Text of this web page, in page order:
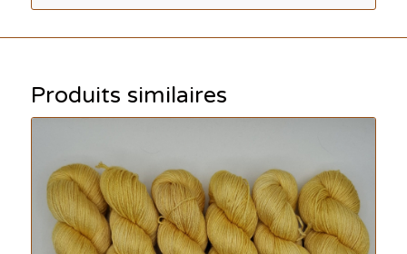
Produits similaires